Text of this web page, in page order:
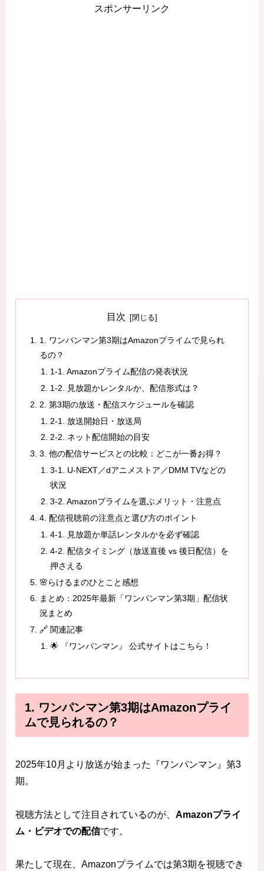
スポンサーリンク
目次
1. ワンパンマン第3期はAmazonプライムで見られ
るの？
1‑1. Amazonプライム配信の発表状況
1‑2. 見放題かレンタルか、配信形式は？
2. 第3期の放送・配信スケジュールを確認
2‑1. 放送開始日・放送局
2‑2. ネット配信開始の目安
3. 他の配信サービスとの比較：どこが一番お得？
3‑1. U‑NEXT／dアニメストア／DMM TVなどの
状況
3‑2. Amazonプライムを選ぶメリット・注意点
4. 配信視聴前の注意点と選び方のポイント
4‑1. 見放題か単話レンタルかを必ず確認
4‑2. 配信タイミング（放送直後 vs 後日配信）を
押さえる
🌸らけるまのひとこと感想
まとめ：2025年最新「ワンパンマン第3期」配信状
況まとめ
🔗 関連記事
🌟 『ワンパンマン』 公式サイトはこちら！
1. ワンパンマン第3期はAmazonプライ
ムで見られるの？
2025年10月より放送が始まった『ワンパンマン』第3
期。
視聴方法として注目されているのが、 Amazonプライ
ム・ビデオでの配信です。
果たして現在、Amazonプライムでは第3期を視聴でき